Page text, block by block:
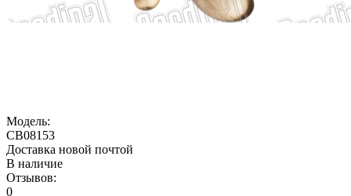
Модель:
CB08153
Доставка новой почтой
В наличие
Отзывов:
0